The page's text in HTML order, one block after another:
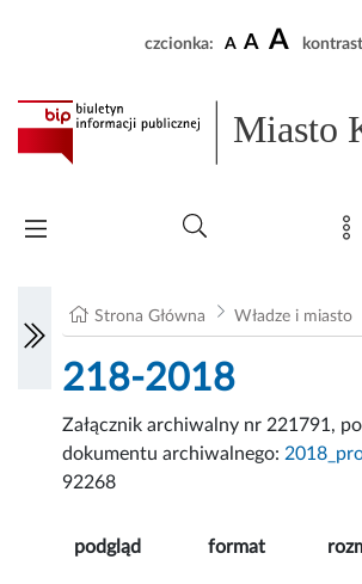
czcionka: A A A
Miasto
Strona Główna Władze i miasto
218-2018
Załącznik archiwalny nr 221791,
dokumentu archiwalnego:
92268
podgląd format